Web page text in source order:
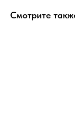
Смотрите